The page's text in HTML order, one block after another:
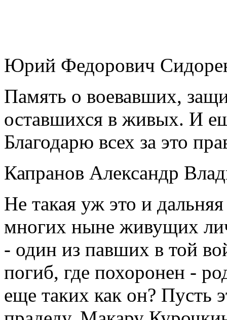
Юрий Федорович
Память о воевавших,
оставшихся в живых. И
Благодарю всех за это
Капранов Александр
Не такая уж это и
многих ныне живущих
- один из павших в той
погиб, где похоронен -
еще таких как он? Пусть